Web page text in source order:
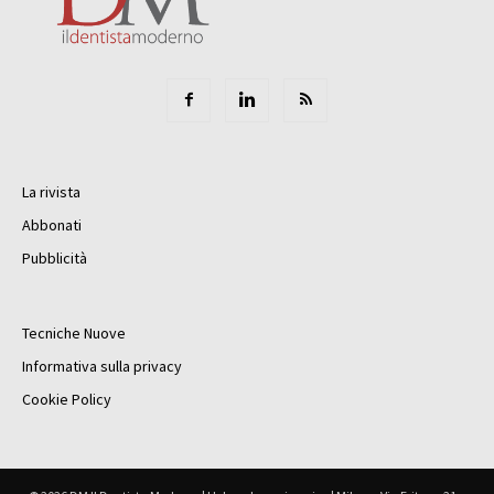
La rivista
Abbonati
Pubblicità
Tecniche Nuove
Informativa sulla privacy
Cookie Policy